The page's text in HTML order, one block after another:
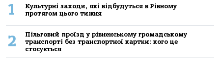
1
Культурні заходи, які відбудуться в Рівному
протягом цього тижня
2
Пільговий проїзд у рівненському громадському
транспорті без транспортної картки: кого це
стосується